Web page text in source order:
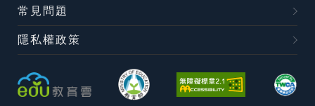
常見問題
隱私權政策